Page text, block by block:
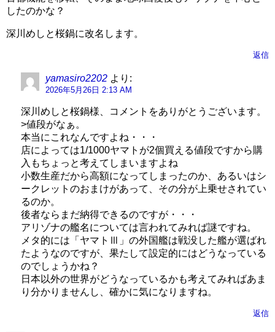
したのかな？
深川めしと桜鍋に改名します。
返信
yamasiro2202 より:
2026年5月26日 2:13 AM
深川めしと桜鍋様、コメントをありがとうございます。
>値段がなぁ。
本当にこれなんですよね・・・
店によっては1/1000ヤマトが2個買える値段ですから購
入もちょっと考えてしまいますよね
小数生産だから高額になってしまったのか、あるいはシ
ークレットのおまけがあって、その分が上乗せされてい
るのか。
後者ならまだ納得できるのですが・・・
アリゾナの艦名については言われてみれば謎ですね。
メタ的には「ヤマトⅢ」の外国艦は戦没した艦が選ばれ
たようなのですが、果たして設定的にはどうなっている
のでしょうかね？
日本以外の世界がどうなっているかも考えてみればあま
り分かりませんし、確かに気になりますね。
返信